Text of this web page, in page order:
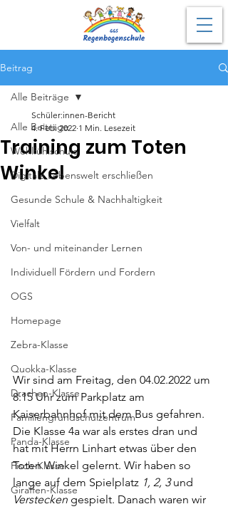
Beitrag
Alle Beiträge
Wohlfühlschule
Digitale Lebenswelt erschließen
Gesunde Schule & Nachhaltigkeit
Vielfalt
Von- und miteinander Lernen
Individuell Fördern und Fordern
OGS
Homepage
Zebra-Klasse
Quokka-Klasse
Drachen-Klasse
Familiengrundschulzentrum
Panda-Klasse
Fisch-Klasse
Giraffen-Klasse
Alle Beiträge
Training zum Toten
Winkel
Schüler:innen-Bericht
4. Feb. 2022 1 Min. Lesezeit
Wir sind am Freitag, den 04.02.2022 um
8:15 Uhr zum Parkplatz am
Kaiserbahnhof mit dem Bus gefahren.
Die Klasse 4a war als erstes dran und
hat mit Herrn Linhart etwas über den
Toten Winkel gelernt. Wir haben so
lange auf dem Spielplatz 1, 2, 3 und
Verstecken gespielt. Danach waren wir